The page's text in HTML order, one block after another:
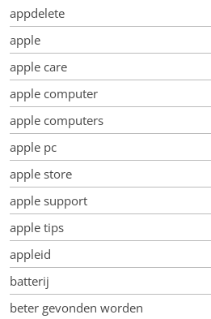
appdelete
apple
apple care
apple computer
apple computers
apple pc
apple store
apple support
apple tips
appleid
batterij
beter gevonden worden